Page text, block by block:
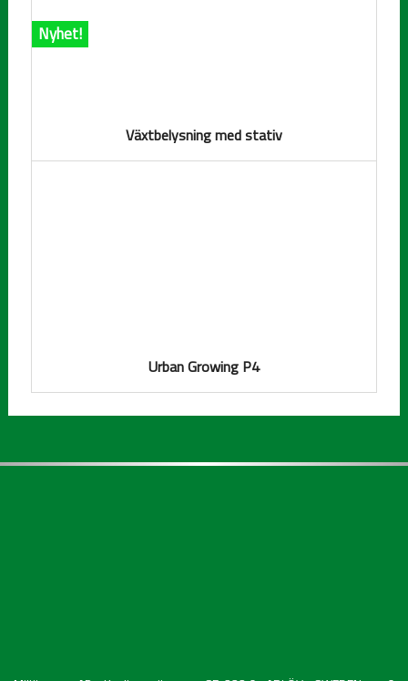
Växtbelysning med stativ
Nyhet!
Urban Growing P4